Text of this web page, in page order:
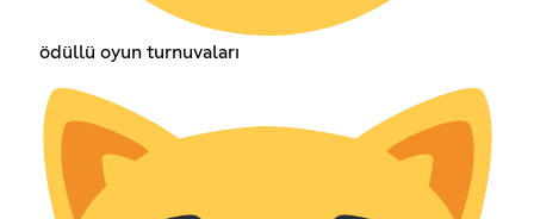
ödüllü oyun turnuvaları